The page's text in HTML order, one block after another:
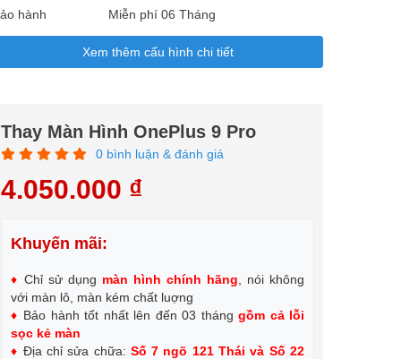
hành Miễn phí 06 Tháng
Xem thêm cấu hình chi tiết
Thay Màn Hình OnePlus 9 Pro
0 bình luận & đánh giá
4.050.000 ₫
Khuyến mãi:
♦ Chỉ sử dụng màn hình chính hãng , nói không
với màn lô, màn kém chất luợng
♦ Bảo hành tốt nhất lên đến 03 tháng gồm cả lỗi
sọc kẻ màn
♦ Địa chỉ sửa chữa: Số 7 ngõ 121 Thái và Số 22